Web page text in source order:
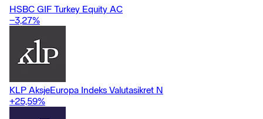
HSBC GIF Turkey Equity AC
−3,27%
KLP AksjeEuropa Indeks Valutasikret N
+25,59%